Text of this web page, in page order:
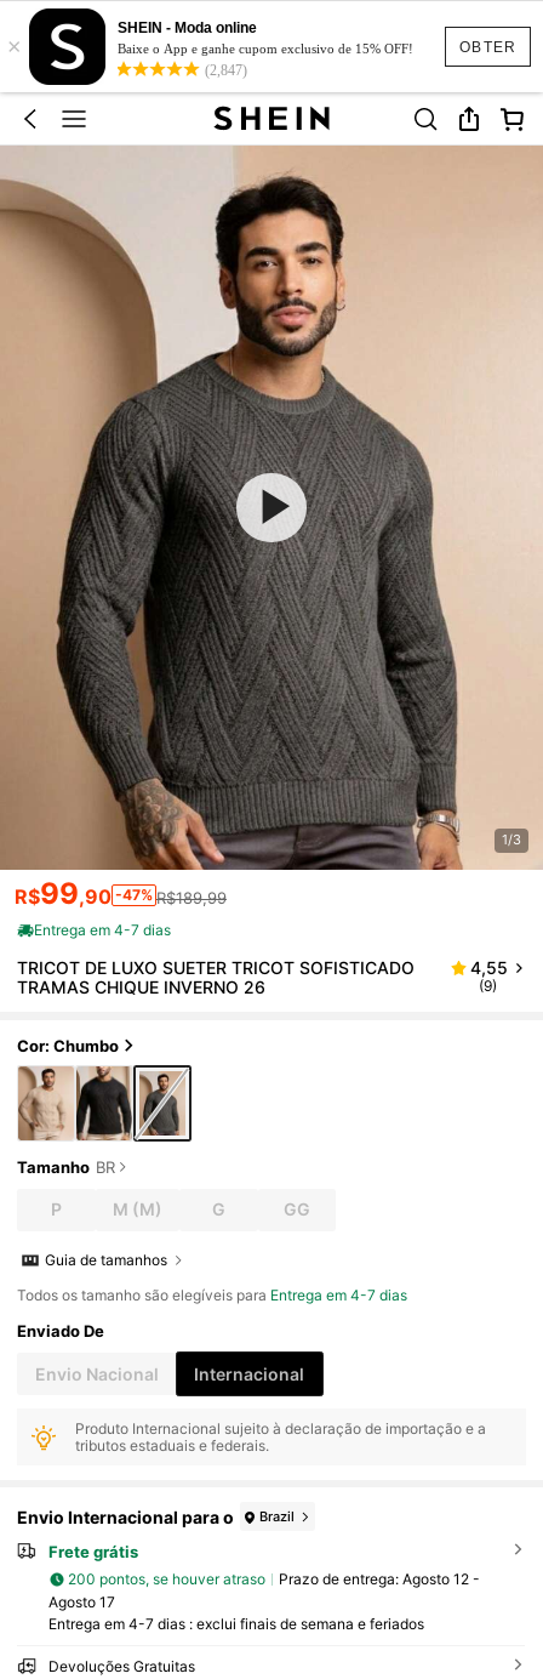
OBTER
×
SHEIN - Moda online
Baixe o App e ganhe cupom exclusivo de 15% OFF!
(2,847)
1/3
R$99,90 -47% R$189,99
Entrega em 4-7 dias
TRICOT DE LUXO SUETER TRICOT SOFISTICADO
TRAMAS CHIQUE INVERNO 26
4,55
(9)
Cor: Chumbo
Tamanho BR
P M (M) G GG
Guia de tamanhos
Todos os tamanho são elegíveis para Entrega em 4-7 dias
Enviado De
Envio Nacional Internacional
Produto Internacional sujeito à declaração de importação e a
tributos estaduais e federais.
Envio Internacional para o Brazil
Frete grátis
200 pontos, se houver atraso Prazo de entrega: Agosto 12 -
Agosto 17
Entrega em 4-7 dias : exclui finais de semana e feriados
Devoluções Gratuitas